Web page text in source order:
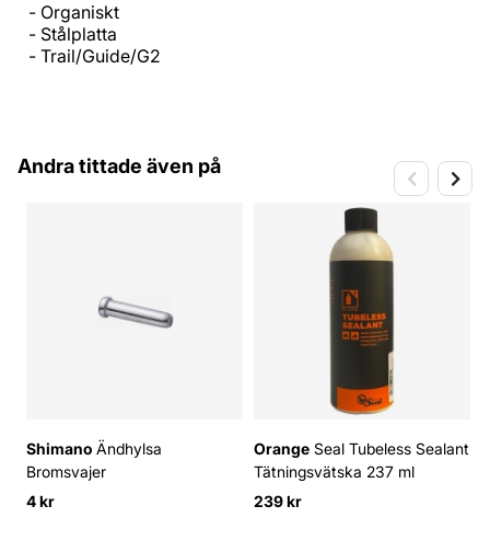
- Organiskt
- Stålplatta
- Trail/Guide/G2
Andra tittade även på
Shimano Ändhylsa
Bromsvajer
4 kr
Orange Seal Tubeless Sealant
Tätningsvätska 237 ml
239 kr